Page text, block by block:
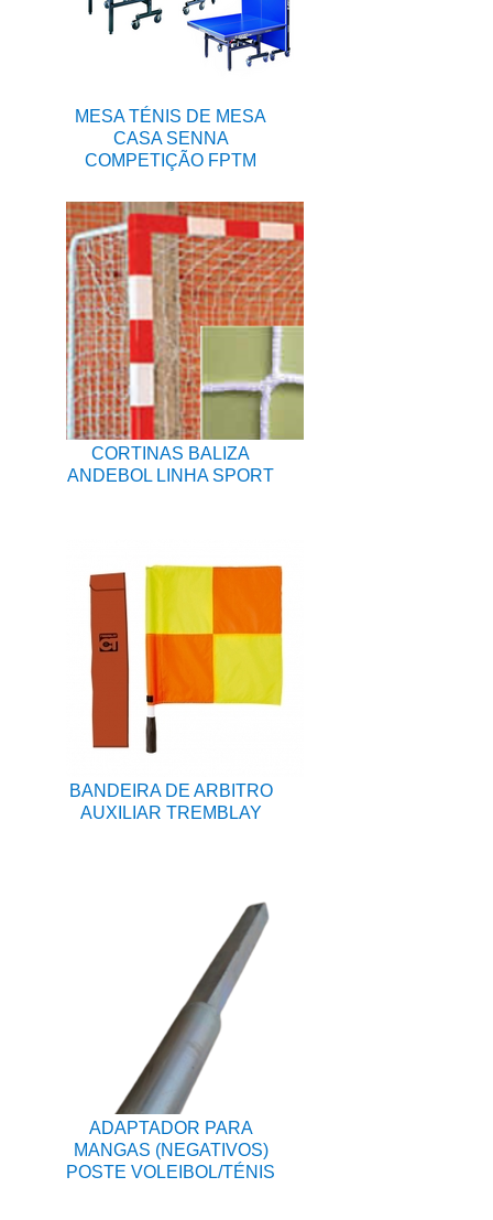
MESA TÉNIS DE MESA
CASA SENNA
COMPETIÇÃO FPTM
CORTINAS BALIZA
ANDEBOL LINHA SPORT
BANDEIRA DE ARBITRO
AUXILIAR TREMBLAY
ADAPTADOR PARA
MANGAS (NEGATIVOS)
POSTE VOLEIBOL/TÉNIS